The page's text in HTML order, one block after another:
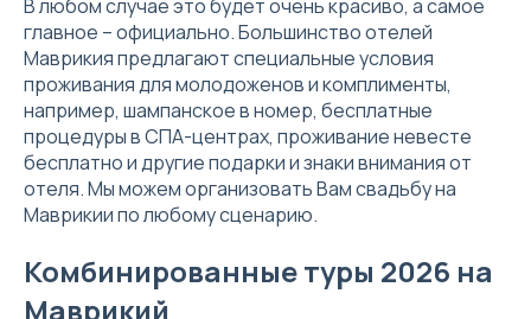
В любом случае это будет очень красиво, а самое
главное – официально. Большинство отелей
Маврикия предлагают специальные условия
проживания для молодоженов и комплименты,
например, шампанское в номер, бесплатные
процедуры в СПА-центрах, проживание невесте
бесплатно и другие подарки и знаки внимания от
отеля. Мы можем организовать Вам свадьбу на
Маврикии по любому сценарию.
Комбинированные туры 2026 на
Маврикий